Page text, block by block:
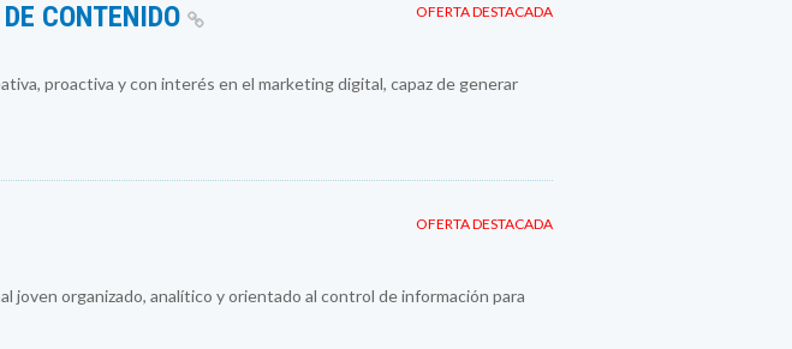
OFERTA DESTACADA
CONTENIDO
proactiva y con interés en el marketing digital, capaz de generar
OFERTA DESTACADA
joven organizado, analítico y orientado al control de información para